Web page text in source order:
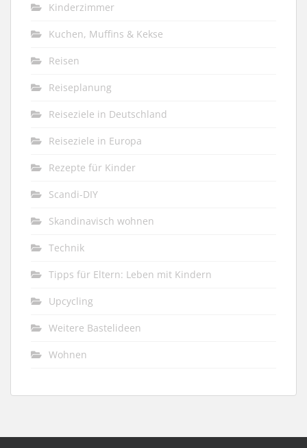
Kinderzimmer
Kuchen, Muffins & Kekse
Reisen
Reiseplanung
Reiseziele in Deutschland
Reiseziele in Europa
Rezepte für Kinder
Scandi-DIY
Skandinavisch wohnen
Technik
Tipps für Eltern: Leben mit Kindern
Upcycling
Weitere Bastelideen
Wohnen